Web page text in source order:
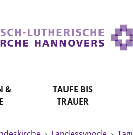
&
TAUFE BIS
TRAUER